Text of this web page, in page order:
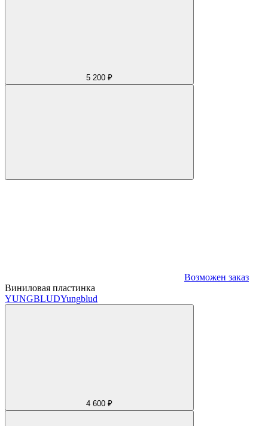
5 200 ₽
Возможен заказ
Виниловая пластинка
YUNGBLUDYungblud
4 600 ₽